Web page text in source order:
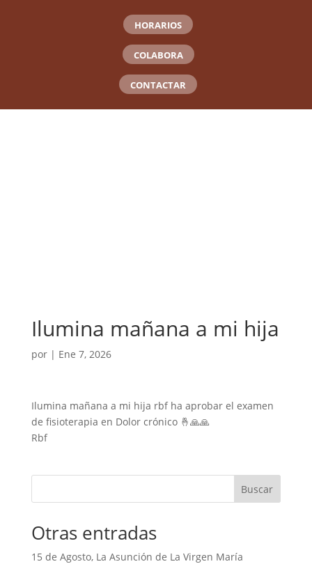
HORARIOS
COLABORA
CONTACTAR
Ilumina mañana a mi hija
por | Ene 7, 2026
Ilumina mañana a mi hija rbf ha aprobar el examen
de fisioterapia en Dolor crónico 🤞🙏🙏
Rbf
Buscar
Otras entradas
15 de Agosto, La Asunción de La Virgen María